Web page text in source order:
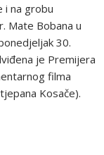
i na grobu
Mate Bobana u
30.
je Premijera
filma
Kosače).